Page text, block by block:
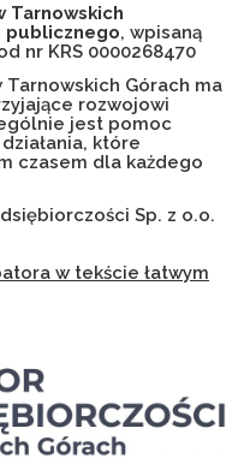
Tarnowskich
publicznego, wpisaną
nr KRS 0000268470
Górach ma
rozwojowi
jest pomoc
które
czasem dla każdego
Sp. z o.o.
w tekście łatwym